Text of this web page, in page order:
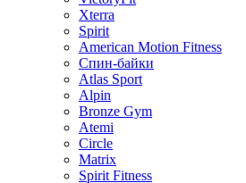
Xterra
Spirit
American Motion Fitness
Спин-байки
Atlas Sport
Alpin
Bronze Gym
Atemi
Circle
Matrix
Spirit Fitness